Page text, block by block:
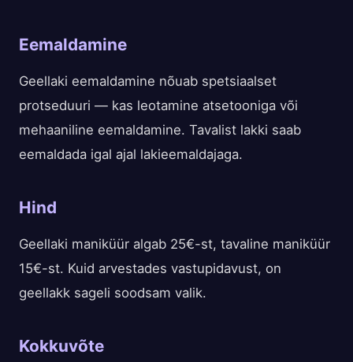
Eemaldamine
Geellaki eemaldamine nõuab spetsiaalset
protseduuri — kas leotamine atsetooniga või
mehaaniline eemaldamine. Tavalist lakki saab
eemaldada igal ajal lakieemaldajaga.
Hind
Geellaki maniküür algab 25€-st, tavaline maniküür
15€-st. Kuid arvestades vastupidavust, on
geellakk sageli soodsam valik.
Kokkuvõte